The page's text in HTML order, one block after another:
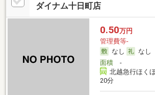
ダイナム十日町店
0.50万円
管理費等-
なし
なし
面積-
北越急行ほく
20分